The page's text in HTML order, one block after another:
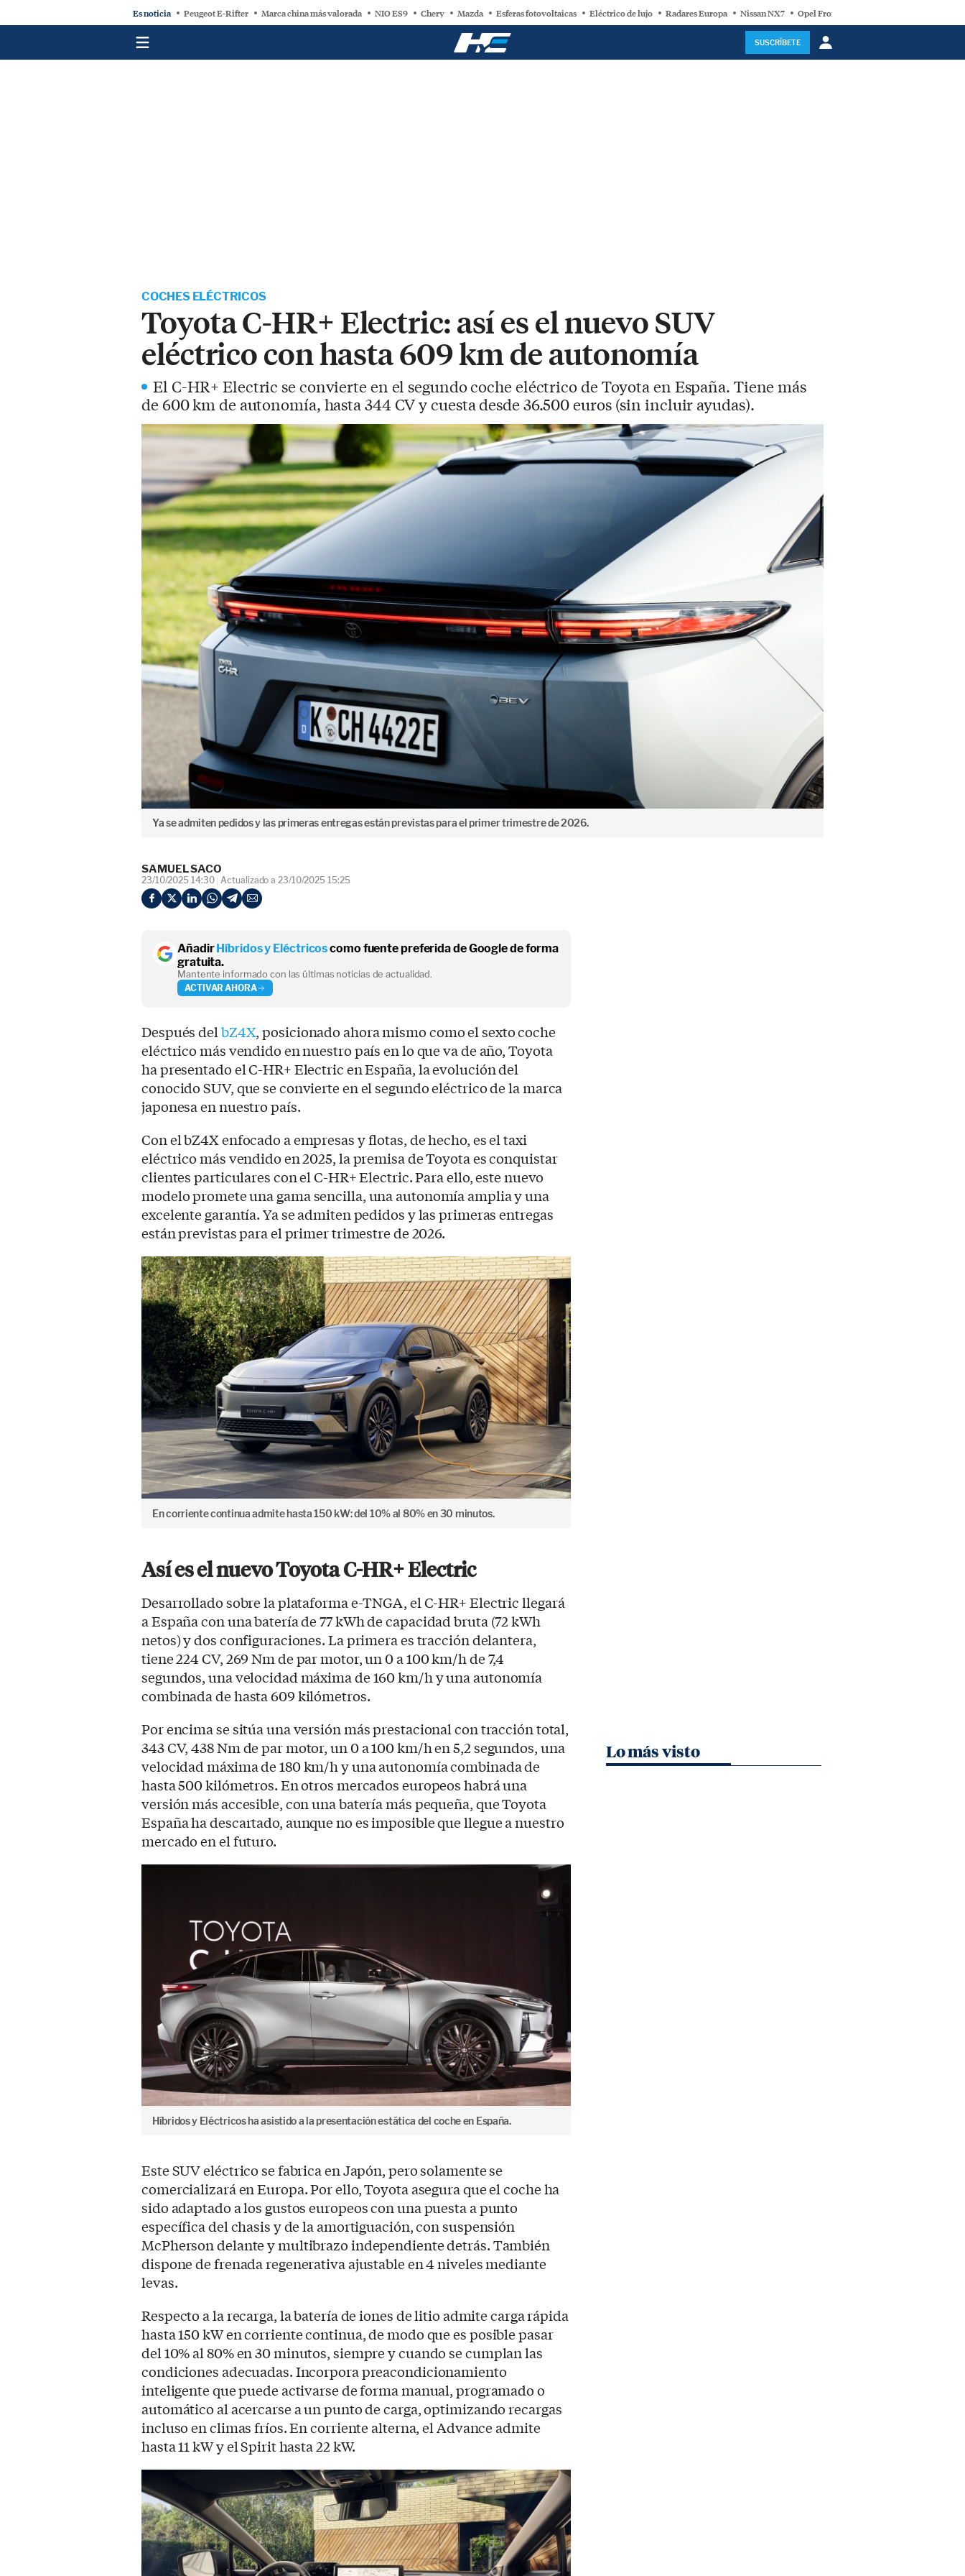
Es noticia Peugeot E-Rifter Marca china más valorada NIO ES9 Chery Mazda Esferas fotovoltaicas Eléctrico de lujo Radares Europa Nissan NX7 Opel Frontera Electric
SUSCRÍBETE
COCHES ELÉCTRICOS
Toyota C-HR+ Electric: así es el nuevo SUV
eléctrico con hasta 609 km de autonomía
El C-HR+ Electric se convierte en el segundo coche eléctrico de Toyota en España. Tiene más
de 600 km de autonomía, hasta 344 CV y cuesta desde 36.500 euros (sin incluir ayudas).
Ya se admiten pedidos y las primeras entregas están previstas para el primer trimestre de 2026.
SAMUEL SACO
23/10/2025 14:30 Actualizado a 23/10/2025 15:25
Añadir Híbridos y Eléctricoscomo fuente preferida de Google de forma
gratuita.
Mantente informado con las últimas noticias de actualidad.
ACTIVAR AHORA
Después delbZ4X, posicionado ahora mismo como el sexto coche
eléctrico más vendido en nuestro país en lo que va de año, Toyota
ha presentado el C-HR+ Electric en España, la evolución del
conocido SUV, que se convierte en el segundo eléctrico de la marca
japonesa en nuestro país.
Con el bZ4X enfocado a empresas y flotas, de hecho, es el taxi
eléctrico más vendido en 2025, la premisa de Toyota es conquistar
clientes particulares con el C-HR+ Electric. Para ello, este nuevo
modelo promete una gama sencilla, una autonomía amplia y una
excelente garantía. Ya se admiten pedidos y las primeras entregas
están previstas para el primer trimestre de 2026.
En corriente continua admite hasta 150 kW: del 10% al 80% en 30 minutos.
Así es el nuevo Toyota C-HR+ Electric
Desarrollado sobre la plataforma e-TNGA, el C-HR+ Electric llegará
a España con una batería de 77 kWh de capacidad bruta (72 kWh
netos) y dos configuraciones. La primera es tracción delantera,
tiene 224 CV, 269 Nm de par motor, un 0 a 100 km/h de 7,4
segundos, una velocidad máxima de 160 km/h y una autonomía
combinada de hasta 609 kilómetros.
Por encima se sitúa una versión más prestacional con tracción total,
343 CV, 438 Nm de par motor, un 0 a 100 km/h en 5,2 segundos, una
velocidad máxima de 180 km/h y una autonomía combinada de
hasta 500 kilómetros. En otros mercados europeos habrá una
versión más accesible, con una batería más pequeña, que Toyota
España ha descartado, aunque no es imposible que llegue a nuestro
mercado en el futuro.
Híbridos y Eléctricos ha asistido a la presentación estática del coche en España.
Este SUV eléctrico se fabrica en Japón, pero solamente se
comercializará en Europa. Por ello, Toyota asegura que el coche ha
sido adaptado a los gustos europeos con una puesta a punto
específica del chasis y de la amortiguación, con suspensión
McPherson delante y multibrazo independiente detrás. También
dispone de frenada regenerativa ajustable en 4 niveles mediante
levas.
Respecto a la recarga, la batería de iones de litio admite carga rápida
hasta 150 kW en corriente continua, de modo que es posible pasar
del 10% al 80% en 30 minutos, siempre y cuando se cumplan las
condiciones adecuadas. Incorpora preacondicionamiento
inteligente que puede activarse de forma manual, programado o
automático al acercarse a un punto de carga, optimizando recargas
incluso en climas fríos. En corriente alterna, el Advance admite
hasta 11 kW y el Spirit hasta 22 kW.
Lo más visto